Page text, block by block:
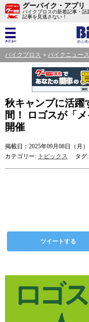
グーバイク・アプリ
バイクブロスの新着記事・話
記事を見逃さない！
バイクブロス バイクニュース
秋キャンプに活躍
間！ ロゴスが「
開催
掲載日：2025年09月08日（月）
カテゴリー: トピックス タグ:
ツイートする